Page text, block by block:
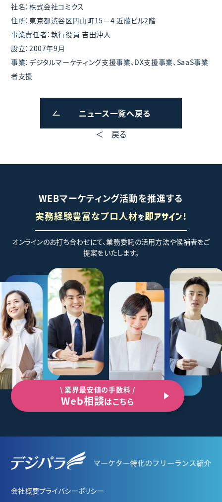
社名：株式会社コミクス
住所：東京都渋谷区円山町15－4 近藤ビル2階
事業責任者：執行役員 吉田沖人
設立：2007年9月
事業：デジタルマーケティング支援事業、DX支援事業、SaaS事業
者支援
ニュース一覧へ戻る
＜ 戻る
WEBマーケティング活動を推進する
実務経験豊富なプロ人材を即アサイン!
オンラインのお打ち合わせにて、業務委託の活用方法や候補者をご
提案をいたします。
\ 業界最安値の手数料 /
Web相談はこちら
会社概要プライバシーポリシー